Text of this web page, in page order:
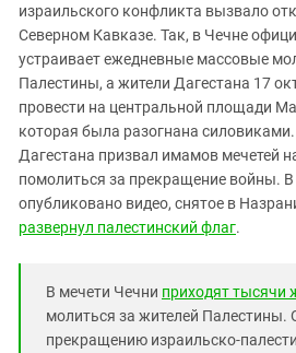
Чечня
Южный Кавказ
израильского конфликта вызвало
Северном Кавказе. Так, в Чечне
устраивает ежедневные массовые
Палестины, а жители Дагестана 17
провести на центральной площади
которая была разогнана
Дагестана призвал имамов мечетей
помолиться за прекращение войны.
опубликовано видео, снятое в
развернул палестинский флаг.
В мечети Чечни приходят тысячи
молиться за жителей Палестины.
прекращению израильско-